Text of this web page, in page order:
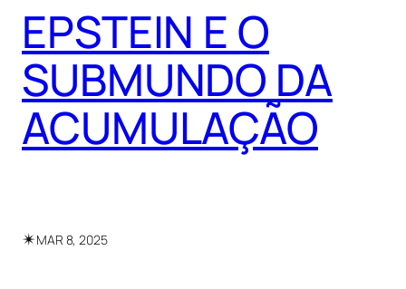
EPSTEIN E O
SUBMUNDO DA
ACUMULAÇÃO
✴︎MAR 8, 2025